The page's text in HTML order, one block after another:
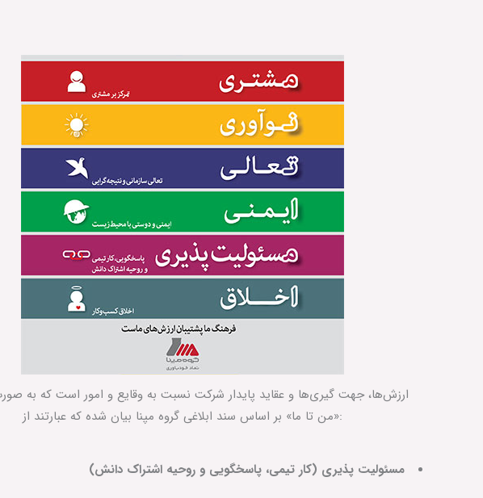
ارزش‌ها، جهت گیری‌ها و عقاید پایدار شرکت نسبت به وقایع و امور است که به
«من تا ما» بر اساس سند ابلاغی گروه مپنا بیان شده که عبارتند از:
مسئولیت پذیری (کار تیمی، پاسخگویی و روحیه اشتراک دانش)